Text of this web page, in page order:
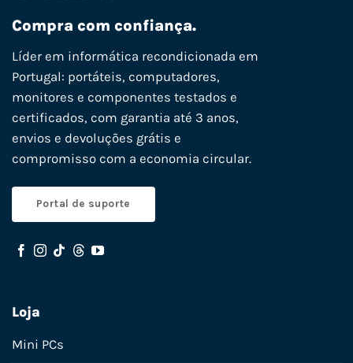
Compra com confiança.
Líder em informática recondicionada em
Portugal: portáteis, computadores,
monitores e componentes testados e
certificados, com garantia até 3 anos,
envios e devoluções grátis e
compromisso com a economia circular.
Portal de suporte
Loja
Mini PCs